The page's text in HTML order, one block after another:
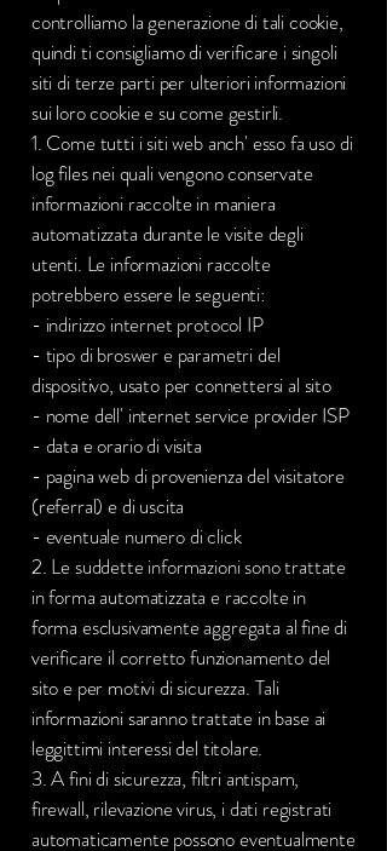
controlliamo la generazione di tali cookie,
quindi ti consigliamo di verificare i singoli
siti di terze parti per ulteriori informazioni
sui loro cookie e su come gestirli.
1. Come tutti i siti web anch' esso fa uso di
log files nei quali vengono conservate
informazioni raccolte in maniera
automatizzata durante le visite degli
utenti. Le informazioni raccolte
potrebbero essere le seguenti:
- indirizzo internet protocol IP
- tipo di broswer e parametri del
dispositivo, usato per connettersi al sito
- nome dell' internet service provider ISP
- data e orario di visita
- pagina web di provenienza del visitatore
(referral) e di uscita
- eventuale numero di click
2. Le suddette informazioni sono trattate
in forma automatizzata e raccolte in
forma esclusivamente aggregata al fine di
verificare il corretto funzionamento del
sito e per motivi di sicurezza. Tali
informazioni saranno trattate in base ai
leggittimi interessi del titolare.
3. A fini di sicurezza, filtri antispam,
firewall, rilevazione virus, i dati registrati
automaticamente possono eventualmente